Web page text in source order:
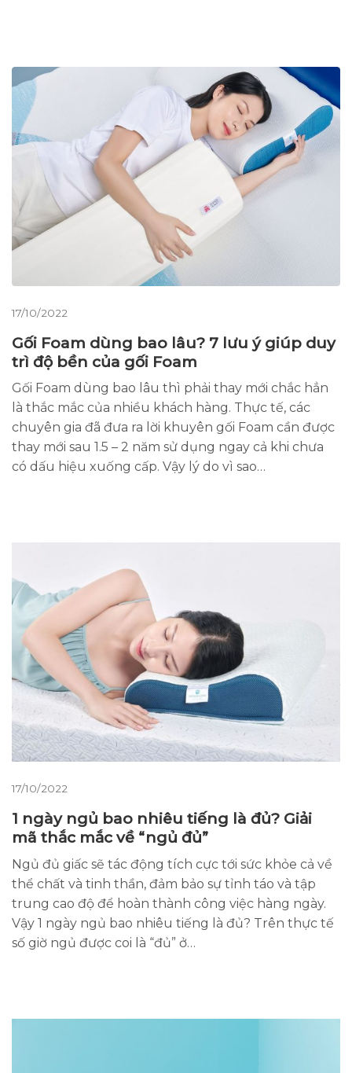
17/10/2022
Gối Foam dùng bao lâu? 7 lưu ý giúp duy
trì độ bền của gối Foam
Gối Foam dùng bao lâu thì phải thay mới chắc hẳn
là thắc mắc của nhiều khách hàng. Thực tế, các
chuyên gia đã đưa ra lời khuyên gối Foam cần được
thay mới sau 1.5 – 2 năm sử dụng ngay cả khi chưa
có dấu hiệu xuống cấp. Vậy lý do vì sao…
17/10/2022
1 ngày ngủ bao nhiêu tiếng là đủ? Giải
mã thắc mắc về “ngủ đủ”
Ngủ đủ giấc sẽ tác động tích cực tới sức khỏe cả về
thể chất và tinh thần, đảm bảo sự tỉnh táo và tập
trung cao độ để hoàn thành công việc hàng ngày.
Vậy 1 ngày ngủ bao nhiêu tiếng là đủ? Trên thực tế
số giờ ngủ được coi là “đủ” ở…